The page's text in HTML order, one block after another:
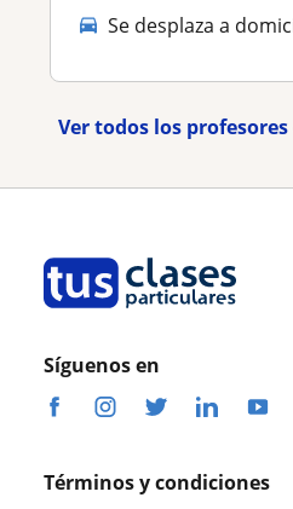
Se desplaza a
Ver todos los
Síguenos en
Términos y condiciones